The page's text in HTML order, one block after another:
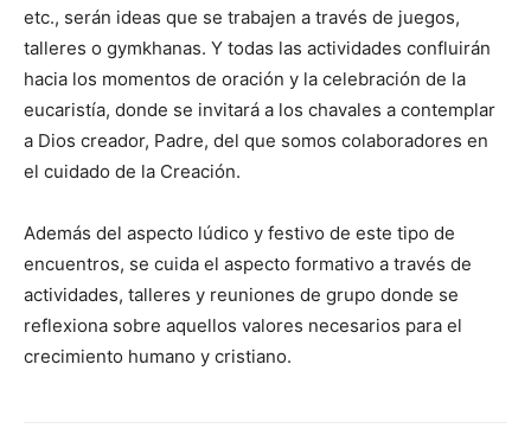
etc., serán ideas que se trabajen a través de juegos,
talleres o gymkhanas. Y todas las actividades confluirán
hacia los momentos de oración y la celebración de la
eucaristía, donde se invitará a los chavales a contemplar
a Dios creador, Padre, del que somos colaboradores en
el cuidado de la Creación.
Además del aspecto lúdico y festivo de este tipo de
encuentros, se cuida el aspecto formativo a través de
actividades, talleres y reuniones de grupo donde se
reflexiona sobre aquellos valores necesarios para el
crecimiento humano y cristiano.